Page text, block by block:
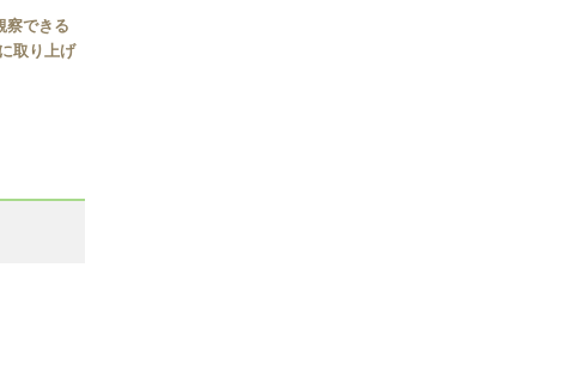
察できる
取り上げ